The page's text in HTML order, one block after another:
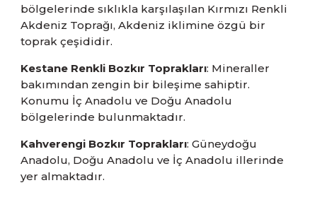
bölgelerinde sıklıkla karşılaşılan Kırmızı Renkli
Akdeniz Toprağı, Akdeniz iklimine özgü bir
toprak çeşididir.
Kestane Renkli Bozkır Toprakları: Mineraller
bakımından zengin bir bileşime sahiptir.
Konumu İç Anadolu ve Doğu Anadolu
bölgelerinde bulunmaktadır.
Kahverengi Bozkır Toprakları: Güneydoğu
Anadolu, Doğu Anadolu ve İç Anadolu illerinde
yer almaktadır.